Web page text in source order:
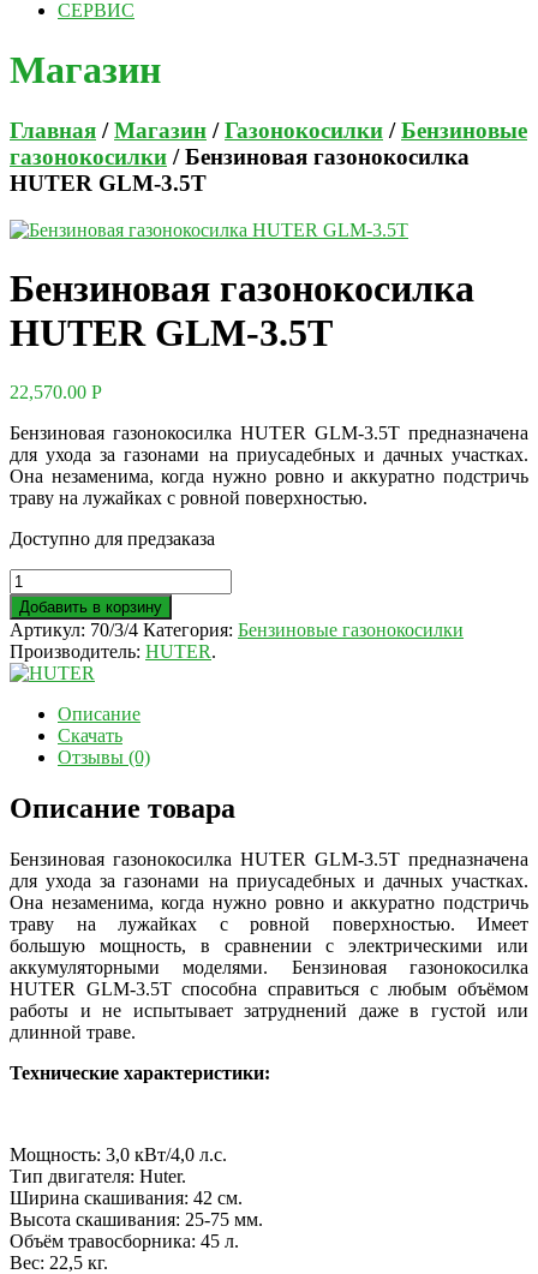
СЕРВИС
Магазин
Главная /Магазин /Газонокосилки /Бензиновые
газонокосилки / Бензиновая газонокосилка
HUTER GLM-3.5T
Бензиновая газонокосилка
HUTER GLM-3.5T
22,570.00 Р
Бензиновая газонокосилка HUTER GLM-3.5T предназначена
для ухода за газонами на приусадебных и дачных участках.
Она незаменима, когда нужно ровно и аккуратно подстричь
траву на лужайках с ровной поверхностью.
Доступно для предзаказа
Добавить в корзину
Артикул: 70/3/4 Категория: Бензиновые газонокосилки
Производитель: HUTER.
Описание
Скачать
Отзывы (0)
Описание товара
Бензиновая газонокосилка HUTER GLM-3.5T предназначена
для ухода за газонами на приусадебных и дачных участках.
Она незаменима, когда нужно ровно и аккуратно подстричь
траву на лужайках с ровной поверхностью. Имеет
большую мощность, в сравнении с электрическими или
аккумуляторными моделями. Бензиновая газонокосилка
HUTER GLM-3.5T способна справиться с любым объёмом
работы и не испытывает затруднений даже в густой или
длинной траве.
Технические характеристики:
Мощность: 3,0 кВт/4,0 л.с.
Тип двигателя: Huter.
Ширина скашивания: 42 см.
Высота скашивания: 25-75 мм.
Объём травосборника: 45 л.
Вес: 22,5 кг.